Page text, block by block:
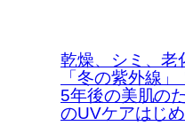
乾燥、シミ、老
「冬の紫外線」
5年後の美肌の
のUVケアはじ